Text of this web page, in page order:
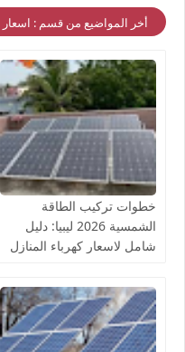
أخر المواضيع من قسم : اسعار
خطوات تركيب الطاقة
الشمسية 2026 ليبيا: دليل
شامل لاسعار كهرباء المنازل